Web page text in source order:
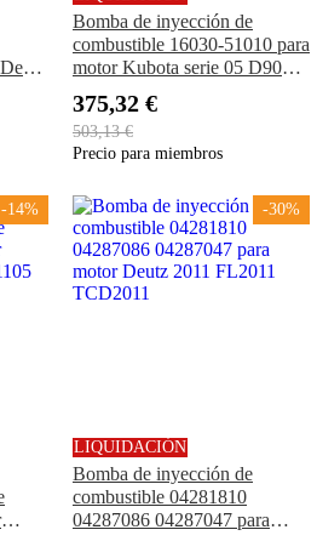
Bomba de inyección de
combustible 16030-51010 para
motor Kubota serie 05 D905
375,32 €
503,13 €
Precio para miembros
-14% -30%
LIQUIDACIÓN
Bomba de inyección de
combustible 04281810
04287086 04287047 para